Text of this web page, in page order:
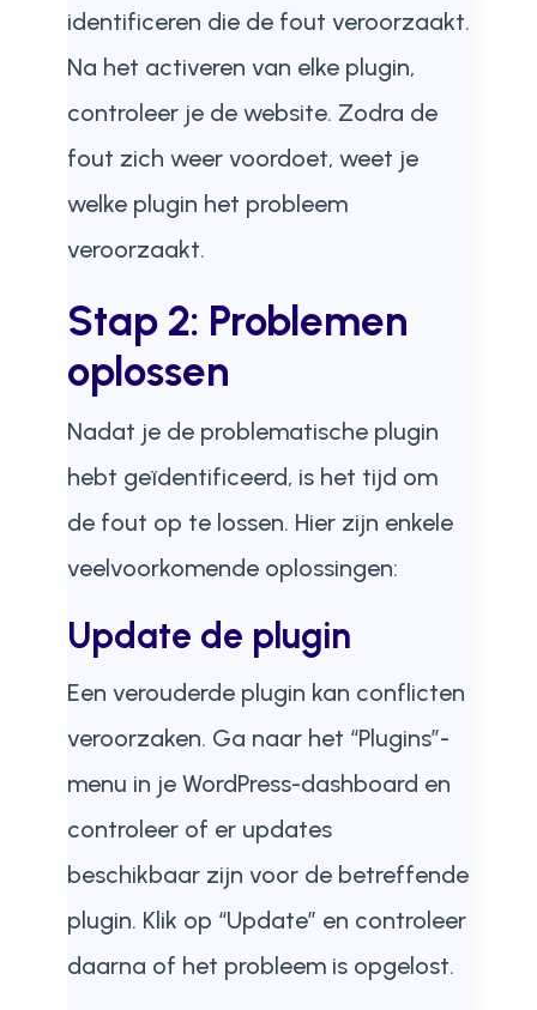
identificeren die de fout veroorzaakt.
Na het activeren van elke plugin,
controleer je de website. Zodra de
fout zich weer voordoet, weet je
welke plugin het probleem
veroorzaakt.
Stap 2: Problemen
oplossen
Nadat je de problematische plugin
hebt geïdentificeerd, is het tijd om
de fout op te lossen. Hier zijn enkele
veelvoorkomende oplossingen:
Update de plugin
Een verouderde plugin kan conflicten
veroorzaken. Ga naar het “Plugins”-
menu in je WordPress-dashboard en
controleer of er updates
beschikbaar zijn voor de betreffende
plugin. Klik op “Update” en controleer
daarna of het probleem is opgelost.